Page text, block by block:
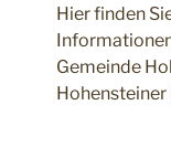
Hier finden
Gemeinde